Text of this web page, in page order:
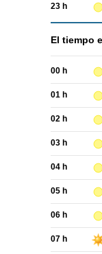
23 h
El tiempo
00 h
01 h
02 h
03 h
04 h
05 h
06 h
07 h